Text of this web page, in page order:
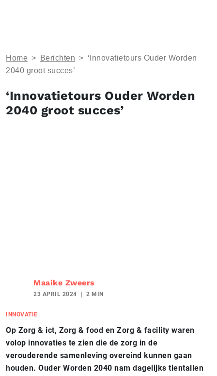
Home > Berichten > ‘Innovatietours Ouder Worden
2040 groot succes’
‘Innovatietours Ouder Worden
2040 groot succes’
Maaike Zweers
23 APRIL 2024 2 MIN
INNOVATIE
Op Zorg & ict, Zorg & food en Zorg & facility waren
volop innovaties te zien die de zorg in de
verouderende samenleving overeind kunnen gaan
houden. Ouder Worden 2040 nam dagelijks tientallen